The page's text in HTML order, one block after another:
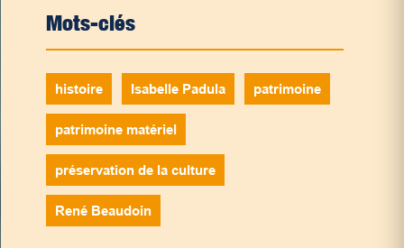
Mots-clés
histoire Isabelle Padula patrimoine
patrimoine matériel
préservation de la culture
René Beaudoin